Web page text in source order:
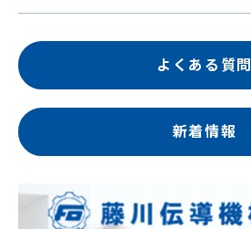
よくある質問
新着情報